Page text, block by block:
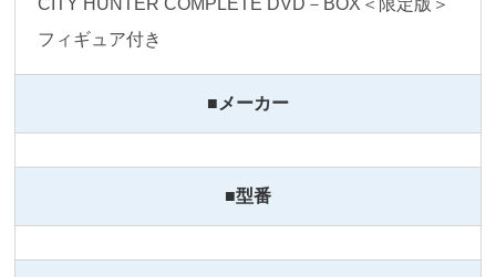
CITY HUNTER COMPLETE DVD－BOX＜限定版＞
フィギュア付き
■メーカー
■型番